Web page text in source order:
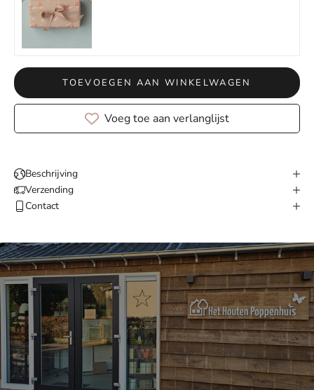
TOEVOEGEN AAN WINKELWAGEN
Voeg toe aan verlanglijst
Beschrijving
Verzending
Contact